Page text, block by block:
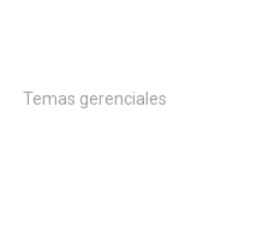
Temas gerenciales